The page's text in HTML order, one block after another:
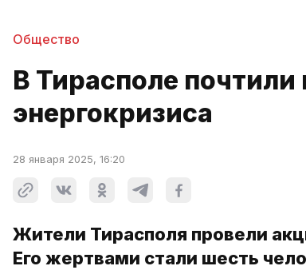
Общество
В Тирасполе
энергокризиса
28 января 2025, 16:20
Жители Тирасполя провели
Его жертвами стали шесть